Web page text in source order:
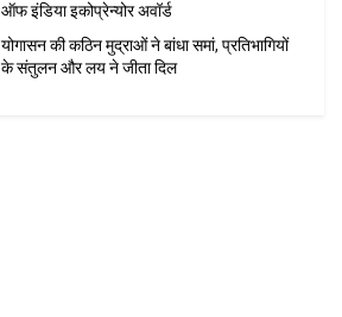
ऑफ इंडिया इकोप्रेन्योर अवॉर्ड
योगासन की कठिन मुद्राओं ने बांधा समां, प्रतिभागियों
के संतुलन और लय ने जीता दिल